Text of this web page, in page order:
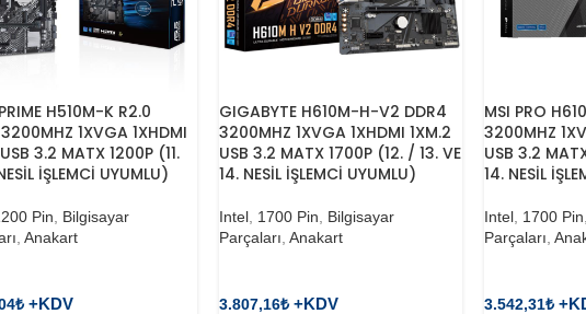
H510M-K R2.0
1XVGA 1XHDMI
3.2 MATX 1200P (11.
İŞLEMCİ UYUMLU)
Pin
Bilgisayar
,Anakart
₺
GIGABYTE H610M-H-V2 DDR4
3200MHZ 1XVGA 1XHDMI 1XM.2
USB 3.2 MATX 1700P (12. / 13. VE
14. NESİL İŞLEMCİ UYUMLU)
Intel 1700 Pin
Bilgisayar
Parçaları ,Anakart
3.807,16₺
MSI PRO
3200MHZ
USB 3.2
14. NESİL
Intel, 1700 Pin
Parçaları
3.542,31₺